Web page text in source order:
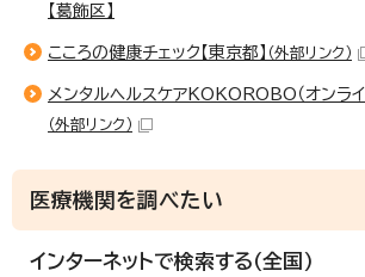
【葛飾区】
こころの健康チェック【東京都】 （外部リンク）
メンタルヘルスケアKOKOROBO（オンライ
（外部リンク）
医療機関を調べたい
インターネットで検索する（全国）